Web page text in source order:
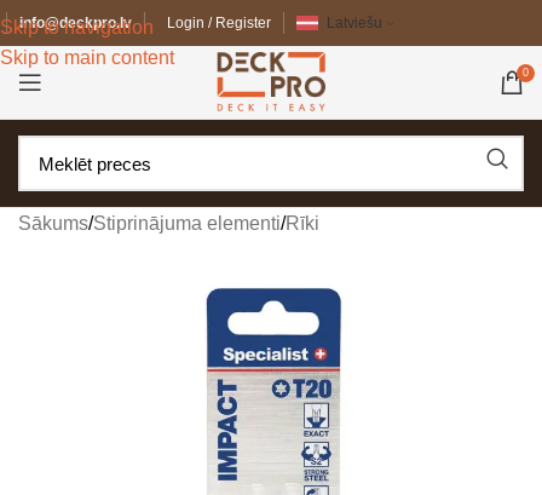
Skip to navigation
Skip to main content
info@deckpro.lv Login / Register Latviešu
0
Sākums/Stiprinājuma elementi/Rīki